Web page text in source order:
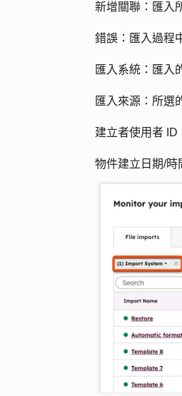
新增關聯 ：匯入
錯誤： 匯入過程
匯入系統 ：匯入
匯入來源： 所選
建立者使用者 ID
物件建立日期/時